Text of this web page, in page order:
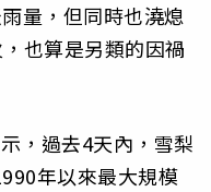
量，但同時也澆熄
也算是另類的因禍
，過去4天內，雪梨
年以來最大規模